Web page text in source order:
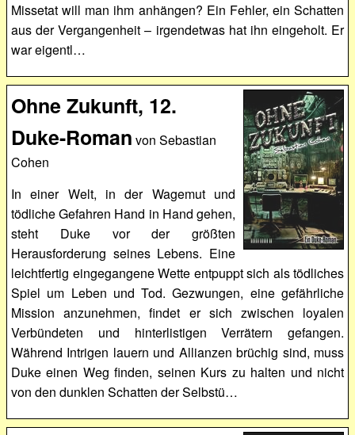
Missetat will man ihm anhängen? Ein Fehler, ein Schatten
aus der Vergangenheit – irgendetwas hat ihn eingeholt. Er
war eigentl…
Ohne Zukunft, 12.
Duke-Roman von Sebastian
Cohen
In einer Welt, in der Wagemut und
tödliche Gefahren Hand in Hand gehen,
steht Duke vor der größten
Herausforderung seines Lebens. Eine
leichtfertig eingegangene Wette entpuppt sich als tödliches
Spiel um Leben und Tod. Gezwungen, eine gefährliche
Mission anzunehmen, findet er sich zwischen loyalen
Verbündeten und hinterlistigen Verrätern gefangen.
Während Intrigen lauern und Allianzen brüchig sind, muss
Duke einen Weg finden, seinen Kurs zu halten und nicht
von den dunklen Schatten der Selbstü…